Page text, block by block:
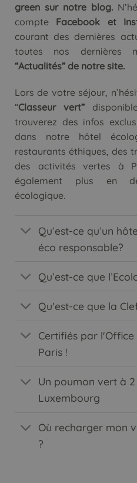
green sur notre blog.
compte Facebook et
courant des dernières
toutes nos dernières
“Actualités” de notre site.
Lors de votre séjour,
“Classeur vert”
trouverez des infos
dans notre hôtel
restaurants éthiques, des
des activités vertes à
également plus en
écologique.
Qu’est-ce qu’un
éco responsable?
Qu’est-ce que
Qu'est-ce que la
Certifiés par l'Office
Paris !
Un poumon vert à
Luxembourg
Où recharger mon
?